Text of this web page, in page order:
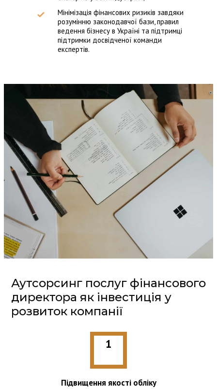
Мінімізація фінансових ризиків завдяки
розумінню законодавчої бази, правил
ведення бізнесу в Україні та підтримці
підтримки досвідченої команди
експертів.
Аутсорсинг послуг фінансового
директора як інвестиція у
розвиток компанії
1
Підвищення якості обліку